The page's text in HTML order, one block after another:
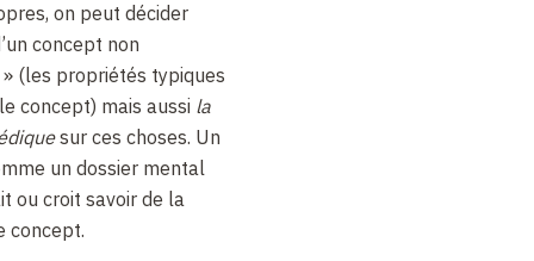
on peut décider
concept non
» (les propriétés typiques
concept) mais aussi la
sur ces choses. Un
un dossier mental
ou croit savoir de la
concept.